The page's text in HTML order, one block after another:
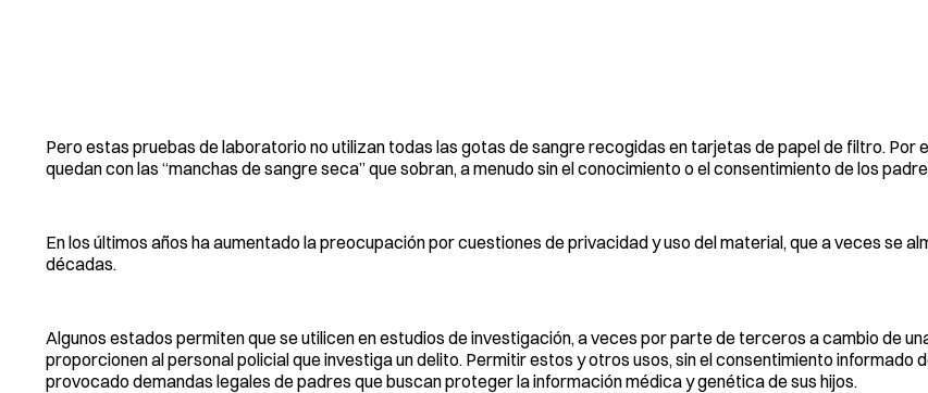
Pero estas pruebas de laboratorio no utilizan todas las gotas de sangre recogidas en tarjetas de papel de filtro. Por
quedan con las “manchas de sangre seca” que sobran, a menudo sin el conocimiento o el consentimiento de los
En los últimos años ha aumentado la preocupación por cuestiones de privacidad y uso del material, que a veces se
décadas.
Algunos estados permiten que se utilicen en estudios de investigación, a veces por parte de terceros a cambio de
proporcionen al personal policial que investiga un delito. Permitir estos y otros usos, sin el consentimiento informado
provocado demandas legales de padres que buscan proteger la información médica y genética de sus hijos.